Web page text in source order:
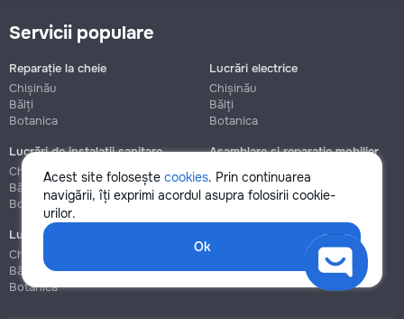
Acest site folosește cookies. Prin continuarea
navigării, îți exprimi acordul asupra folosirii cookie-
urilor.
Ok
Servicii populare
Reparație la cheie
Chișinău
Bălți
Botanica
Lucrări electrice
Chișinău
Bălți
Botanica
Lucrări de instalații sanitare
Chișinău
Bălți
Botanica
Asamblare și reparație mobilier
Chișinău
Botanica
Lucrări de construcție și instalare
Chișinău
Bălți
Botanica